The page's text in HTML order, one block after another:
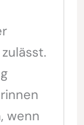
wenn